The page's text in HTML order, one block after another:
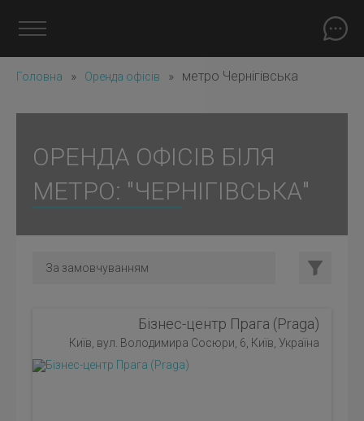
Головна » Оренда офісів » метро Чернігівська
ОРЕНДА ОФІСІВ БІЛЯ
МЕТРО: "ЧЕРНІГІВСЬКА"
Бізнес-центр Прага (Praga)
Київ, вул. Володимира Сосюри, 6, Київ, Україна